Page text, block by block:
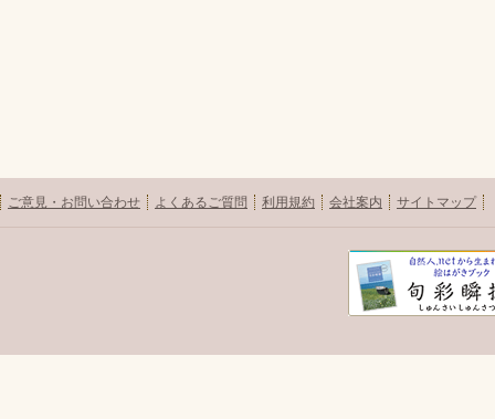
ご意見・お問い合わせ よくあるご質問 利用規約 会社案内 サイトマップ